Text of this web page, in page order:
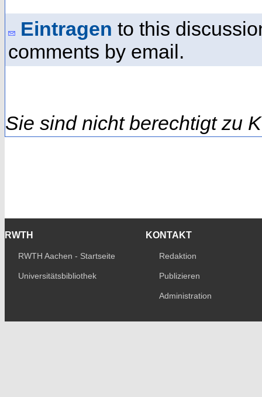
Eintragen to this
comments by email.
Sie sind nicht berechtigt zu
RWTH
RWTH Aachen - Startseite
Universitätsbibliothek
KONTAKT
Redaktion
Publizieren
Administration